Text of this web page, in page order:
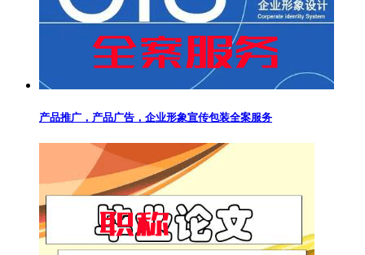
产品推广，产品广告，企业形象宣传包装全案服务